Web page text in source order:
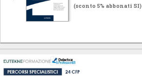
(sconto 5% abbonati SI)